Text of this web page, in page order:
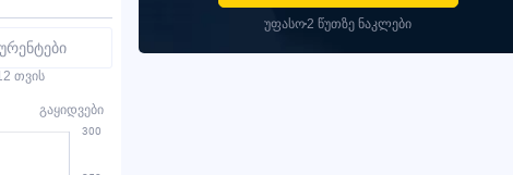
თვის
გაყიდვები
უფასო2 წუთზე ნაკლები